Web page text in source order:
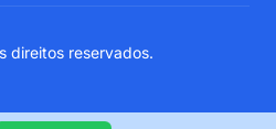
direitos reservados.